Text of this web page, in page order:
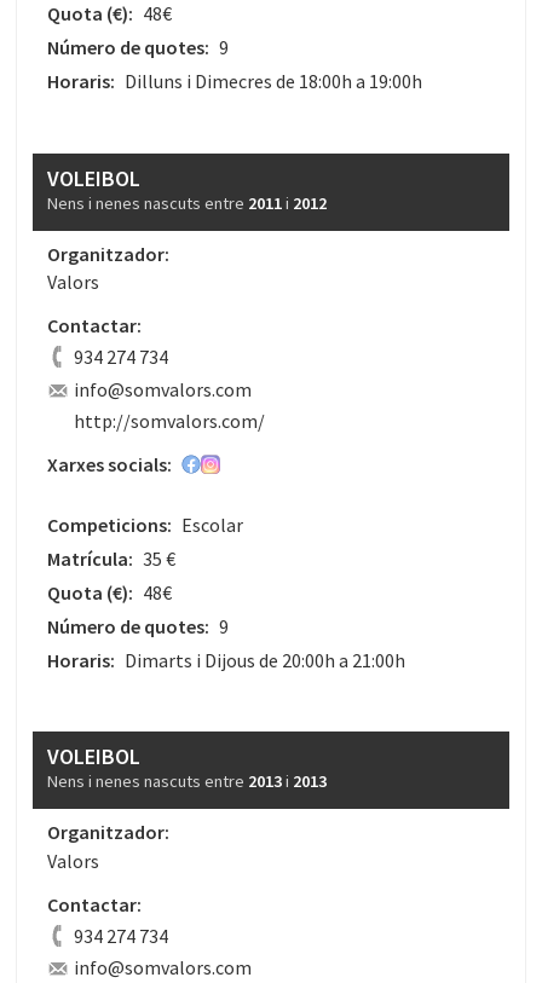
Quota (€): 48€
Número de quotes: 9
Horaris: Dilluns i Dimecres de 18:00h a 19:00h
VOLEIBOL
Nens i nenes nascuts entre 2011i 2012
Organitzador:
Valors
Contactar:
934 274 734
info@somvalors.com
http://somvalors.com/
Xarxes socials:
Competicions: Escolar
Matrícula: 35 €
Quota (€): 48€
Número de quotes: 9
Horaris: Dimarts i Dijous de 20:00h a 21:00h
VOLEIBOL
Nens i nenes nascuts entre 2013i 2013
Organitzador:
Valors
Contactar:
934 274 734
info@somvalors.com